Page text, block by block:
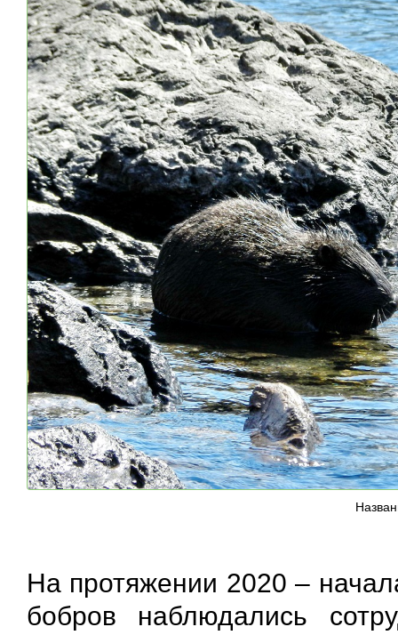
На протяжении 2020 –
бобров наблюдались